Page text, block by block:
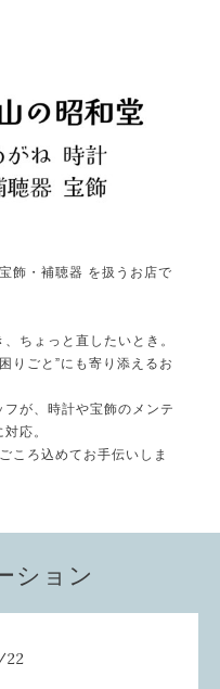
飾・補聴器 を扱うお店で
ちょっと直したいとき。
りごと”にも寄り添えるお
が、時計や宝飾のメンテ
応。
ころ込めてお手伝いしま
ション
/22